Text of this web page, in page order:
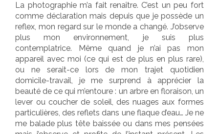
La photographie m’a fait renaître. C’est un peu fort
comme déclaration mais depuis que je possède un
reflex, mon regard sur le monde a changé. J’observe
plus mon environnement, je suis plus
contemplatrice. Même quand je n’ai pas mon
appareil avec moi (ce qui est de plus en plus rare),
ou ne serait-ce lors de mon trajet quotidien
domicile-travail, je me surprend à apprécier la
beauté de ce qui m’entoure : un arbre en floraison, un
lever ou coucher de soleil, des nuages aux formes
particulières, des reflets dans une flaque d’eau… Je ne
me balade plus tête baissée ou dans mes pensées